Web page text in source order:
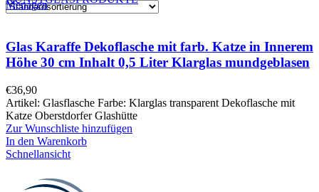
Glas Karaffe Dekoflasche mit farb. Katze in Innerem
Höhe 30 cm Inhalt 0,5 Liter Klarglas mundgeblasen
€36,90
Artikel: Glasflasche Farbe: Klarglas transparent Dekoflasche mit
Katze Oberstdorfer Glashütte
Zur Wunschliste hinzufügen
In den Warenkorb
Schnellansicht